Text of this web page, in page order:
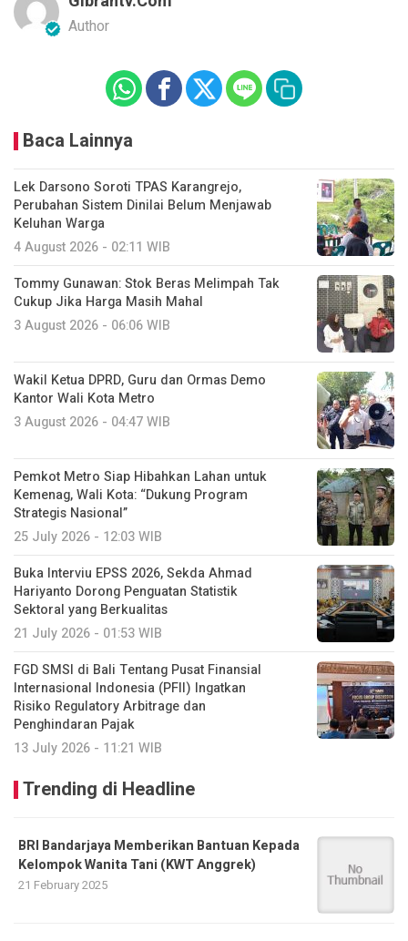
Author
Baca Lainnya
Lek Darsono Soroti TPAS Karangrejo,
Perubahan Sistem Dinilai Belum Menjawab
Keluhan Warga
4 August 2026 - 02:11 WIB
Tommy Gunawan: Stok Beras Melimpah Tak
Cukup Jika Harga Masih Mahal
3 August 2026 - 06:06 WIB
Wakil Ketua DPRD, Guru dan Ormas Demo
Kantor Wali Kota Metro
3 August 2026 - 04:47 WIB
Pemkot Metro Siap Hibahkan Lahan untuk
Kemenag, Wali Kota: “Dukung Program
Strategis Nasional”
25 July 2026 - 12:03 WIB
Buka Interviu EPSS 2026, Sekda Ahmad
Hariyanto Dorong Penguatan Statistik
Sektoral yang Berkualitas
21 July 2026 - 01:53 WIB
FGD SMSI di Bali Tentang Pusat Finansial
Internasional Indonesia (PFII) Ingatkan
Risiko Regulatory Arbitrage dan
Penghindaran Pajak
13 July 2026 - 11:21 WIB
Trending di Headline
BRI Bandarjaya Memberikan Bantuan Kepada
Kelompok Wanita Tani (KWT Anggrek)
21 February 2025